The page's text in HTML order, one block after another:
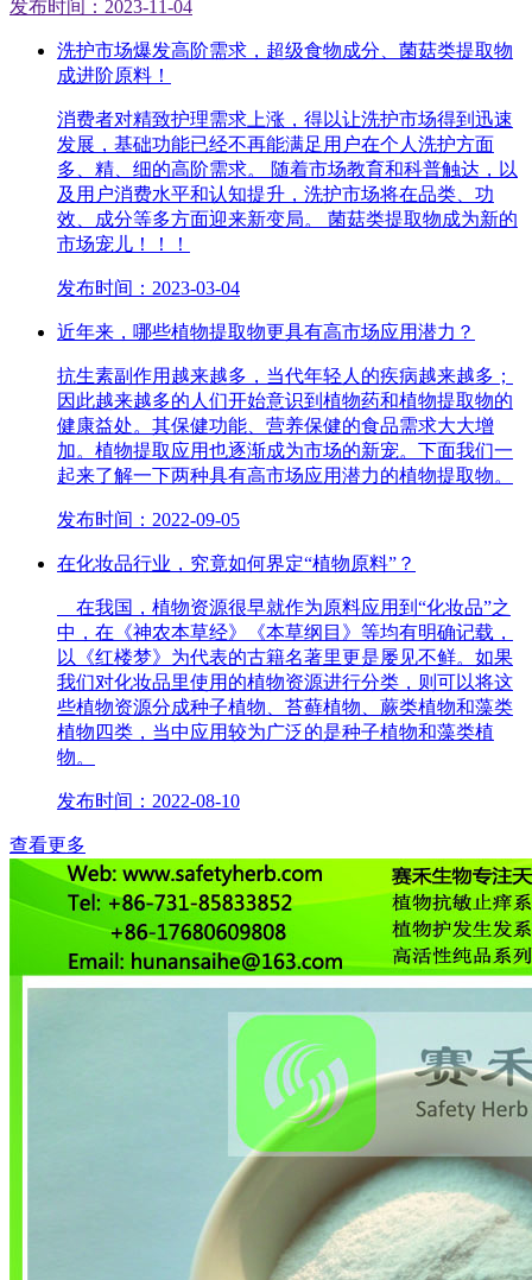
发布时间：2023-11-04
洗护市场爆发高阶需求，超级食物成分、菌菇类提取物
成进阶原料！
消费者对精致护理需求上涨，得以让洗护市场得到迅速
发展，基础功能已经不再能满足用户在个人洗护方面
多、精、细的高阶需求。 随着市场教育和科普触达，以
及用户消费水平和认知提升，洗护市场将在品类、功
效、成分等多方面迎来新变局。 菌菇类提取物成为新的
市场宠儿！！！
发布时间：2023-03-04
近年来，哪些植物提取物更具有高市场应用潜力？
抗生素副作用越来越多，当代年轻人的疾病越来越多；
因此越来越多的人们开始意识到植物药和植物提取物的
健康益处。其保健功能、营养保健的食品需求大大增
加。植物提取应用也逐渐成为市场的新宠。下面我们一
起来了解一下两种具有高市场应用潜力的植物提取物。
发布时间：2022-09-05
在化妆品行业，究竟如何界定“植物原料”？
在我国，植物资源很早就作为原料应用到“化妆品”之
中，在《神农本草经》《本草纲目》等均有明确记载，
以《红楼梦》为代表的古籍名著里更是屡见不鲜。如果
我们对化妆品里使用的植物资源进行分类，则可以将这
些植物资源分成种子植物、苔藓植物、蕨类植物和藻类
植物四类，当中应用较为广泛的是种子植物和藻类植
物。
发布时间：2022-08-10
查看更多